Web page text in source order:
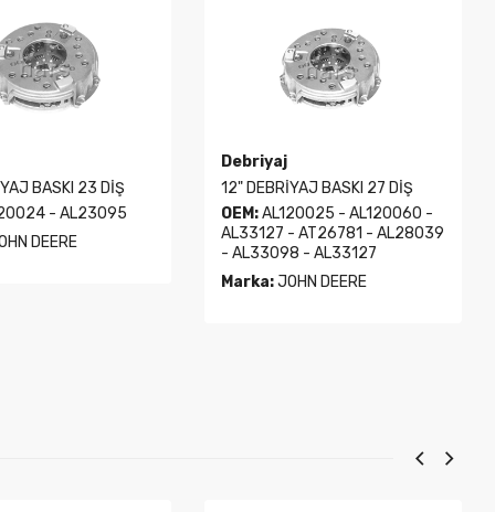
BASKI 23 DİŞ
- AL23095
DEERE
Debriyaj
12" DEBRİYAJ BASKI 27 DİŞ
OEM:AL120025 - AL120060 -
AL33127 - AT26781 - AL28039
- AL33098 - AL33127
Marka:JOHN DEERE